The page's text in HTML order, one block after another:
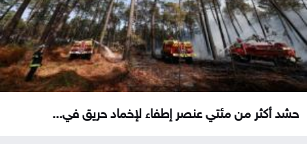
حشد أكثر من مئتي عنصر إطفاء لإخماد حريق في...